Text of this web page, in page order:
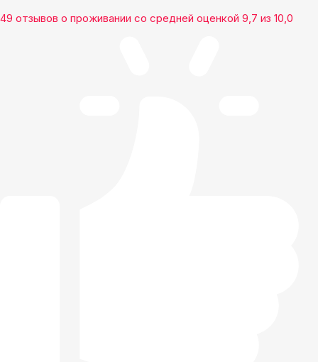
49 отзывов о проживании со средней оценкой 9,7 из 10,0